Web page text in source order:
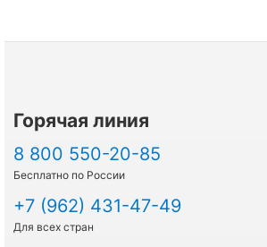
Горячая линия
8 800 550-20-85
Бесплатно по России
+7 (962) 431-47-49
Для всех стран